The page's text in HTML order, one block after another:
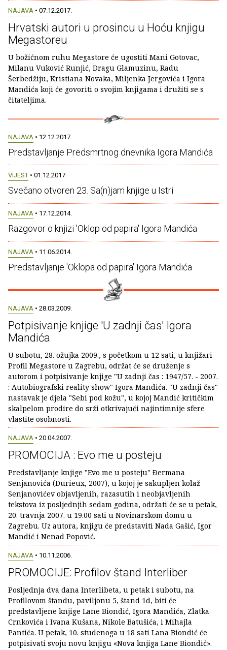
NAJAVA • 07.12.2017.
Hrvatski autori u prosincu u Hoću knjigu
Megastoreu
U božićnom ruhu Megastore će ugostiti Mani Gotovac,
Milanu Vuković Runjić, Dragu Glamuzinu, Radu
Šerbedžiju, Kristiana Novaka, Miljenka Jergovića i Igora
Mandića koji će govoriti o svojim knjigama i družiti se s
čitateljima.
NAJAVA • 12.12.2017.
Predstavljanje Predsmrtnog dnevnika Igora Mandića
VIJEST • 01.12.2017.
Svečano otvoren 23. Sa(n)jam knjige u Istri
NAJAVA • 17.12.2014.
Razgovor o knjizi 'Oklop od papira' Igora Mandića
NAJAVA • 11.06.2014.
Predstavljanje 'Oklopa od papira' Igora Mandića
NAJAVA • 28.03.2009.
Potpisivanje knjige 'U zadnji čas' Igora
Mandića
U subotu, 28. ožujka 2009., s početkom u 12 sati, u knjižari
Profil Megastore u Zagrebu, održat će se druženje s
autorom i potpisivanje knjige "U zadnji čas : 1947/57. - 2007.
: Autobiografski reality show" Igora Mandića. "U zadnji čas"
nastavak je djela "Sebi pod kožu", u kojoj Mandić kritičkim
skalpelom prodire do srži otkrivajući najintimnije sfere
vlastite osobnosti.
NAJAVA • 20.04.2007.
PROMOCIJA : Evo me u posteju
Predstavljanje knjige "Evo me u posteju" Ðermana
Senjanovića (Durieux, 2007), u kojoj je sakupljen kolaž
Senjanovićev objavljenih, razasutih i neobjavljenih
tekstova iz posljednjih sedam godina, održati će se u petak,
20. travnja 2007. u 19.00 sati u Novinarskom domu u
Zagrebu. Uz autora, knjigu će predstaviti Nada Gašić, Igor
Mandić i Nenad Popović.
NAJAVA • 10.11.2006.
PROMOCIJE: Profilov štand Interliber
Posljednja dva dana Interlibeta, u petak i subotu, na
Profilovom štandu, paviljonu 5, štand 1d, biti će
predstavljene knjige Lane Biondić, Igora Mandića, Zlatka
Crnkovića i Ivana Kušana, Nikole Batušića, i Mihajla
Pantića. U petak, 10. studenoga u 18 sati Lana Biondić će
potpisivati svoju novu knjigu «Nova knjiga Lane Biondić».